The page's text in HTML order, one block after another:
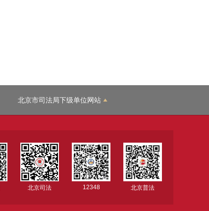
北京市司法局下级单位网站
北京司法 12348 北京普法